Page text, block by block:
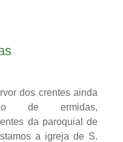
dos crentes ainda
de ermidas,
da paroquial de
a igreja de S.